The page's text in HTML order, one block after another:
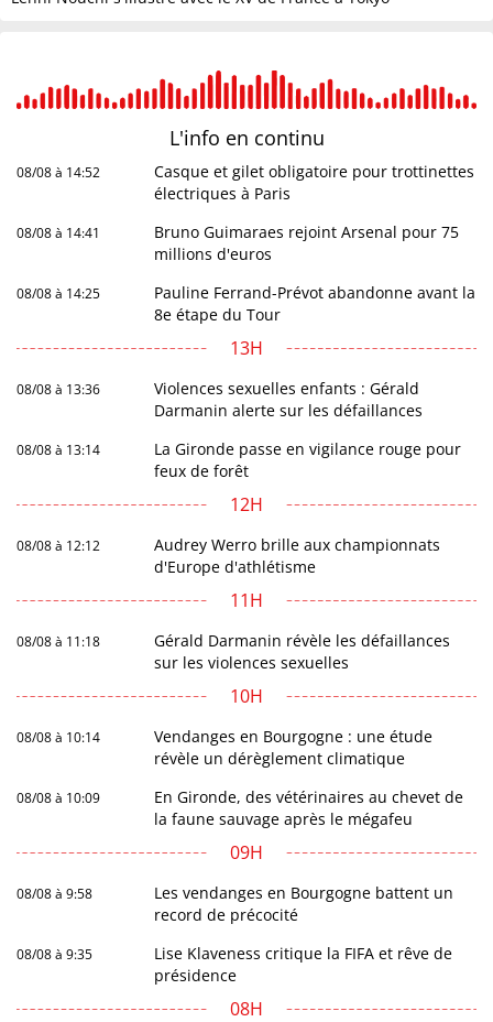
L'info en continu
08/08 à 14:52
Casque et gilet obligatoire pour trottinettes
électriques à Paris
08/08 à 14:41
Bruno Guimaraes rejoint Arsenal pour 75
millions d'euros
08/08 à 14:25
Pauline Ferrand-Prévot abandonne avant la
8e étape du Tour
13H
08/08 à 13:36
Violences sexuelles enfants : Gérald
Darmanin alerte sur les défaillances
08/08 à 13:14
La Gironde passe en vigilance rouge pour
feux de forêt
12H
08/08 à 12:12
Audrey Werro brille aux championnats
d'Europe d'athlétisme
11H
08/08 à 11:18
Gérald Darmanin révèle les défaillances
sur les violences sexuelles
10H
08/08 à 10:14
Vendanges en Bourgogne : une étude
révèle un dérèglement climatique
08/08 à 10:09
En Gironde, des vétérinaires au chevet de
la faune sauvage après le mégafeu
09H
08/08 à 9:58
Les vendanges en Bourgogne battent un
record de précocité
08/08 à 9:35
Lise Klaveness critique la FIFA et rêve de
présidence
08H